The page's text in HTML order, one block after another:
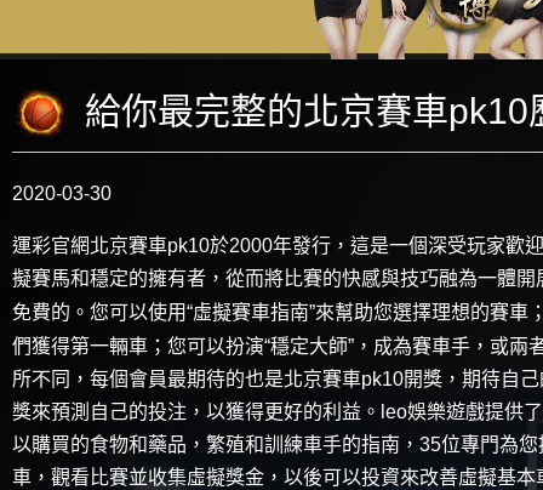
給你最完整的北京賽車pk10
2020-03-30
運彩官網北京賽車pk10於2000年發行，這是一個深受玩家歡
擬賽馬和穩定的擁有者，從而將比賽的快感與技巧融為一體開
免費的。您可以使用“虛擬賽車指南”來幫助您選擇理想的賽車
們獲得第一輛車；您可以扮演“穩定大師”，成為賽車手，或
所不同，每個會員最期待的也是北京賽車pk10開獎，期待自
獎來預測自己的投注，以獲得更好的利益。leo娛樂遊戲提供
以購買的食物和藥品，繁殖和訓練車手的指南，35位專門為
車，觀看比賽並收集虛擬獎金，以後可以投資來改善虛擬基本